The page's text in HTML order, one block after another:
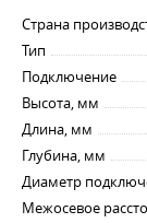
Compact
первая
вторая
название
нижнего
Страна
Тип
Подключение
Высота, мм
Длина, мм
Глубина, мм
Диаметр
Межосевое